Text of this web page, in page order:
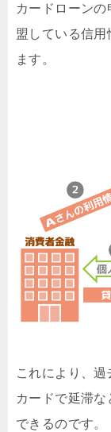
カードローン
盟している信
ます。
これにより、
カードで延滞
できるのです。